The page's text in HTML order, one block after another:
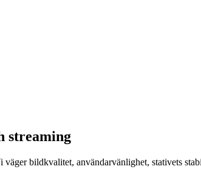
streaming
bildkvalitet, användarvänlighet, stativets